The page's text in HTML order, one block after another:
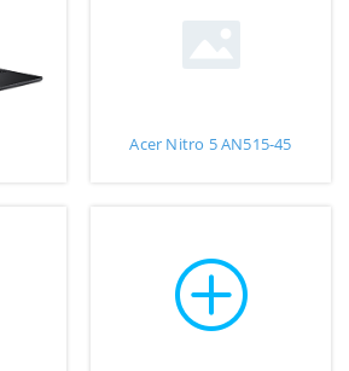
Acer Nitro 5 AN515-45